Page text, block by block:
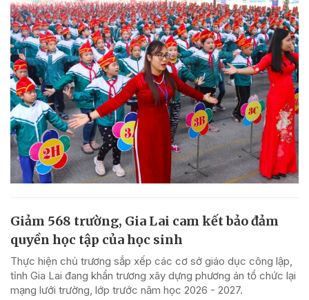
Giảm 568 trường, Gia Lai cam kết bảo đảm
quyền học tập của học sinh
Thực hiện chủ trương sắp xếp các cơ sở giáo dục công lập,
tỉnh Gia Lai đang khẩn trương xây dựng phương án tổ chức lại
mạng lưới trường, lớp trước năm học 2026 - 2027.